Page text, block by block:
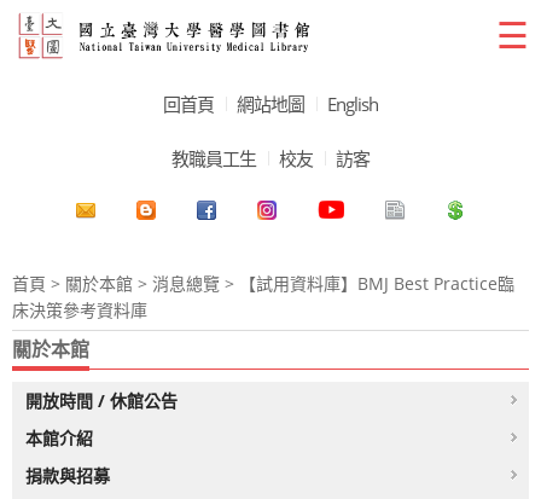
☰
回首頁 網站地圖 English
教職員工生 校友 訪客
首頁 > 關於本館 > 消息總覽 > 【試用資料庫】BMJ Best Practice臨
床決策參考資料庫
關於本館
開放時間 / 休館公告
本館介紹
捐款與招募